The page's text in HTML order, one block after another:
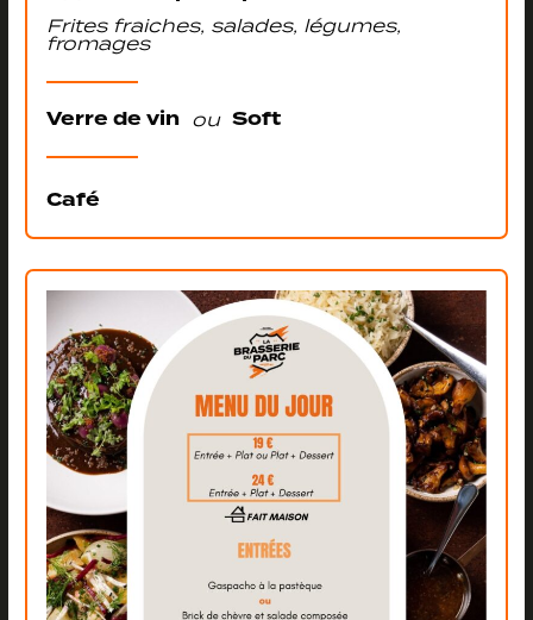
Frites fraiches, salades, légumes,
fromages
Verre de vin ou Soft
Café